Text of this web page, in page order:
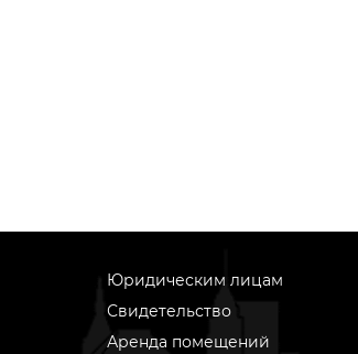
Юридическим лицам
Свидетельство
Аренда помещений